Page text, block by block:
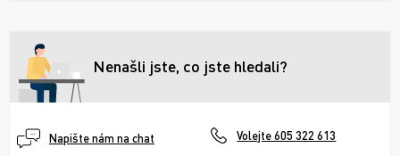
Nenašli jste, co jste hledali?
Napište nám na chat Volejte 605 322 613